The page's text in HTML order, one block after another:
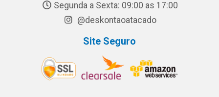
Segunda a Sexta: 09:00 as 17:00
@deskontaoatacado
Site Seguro